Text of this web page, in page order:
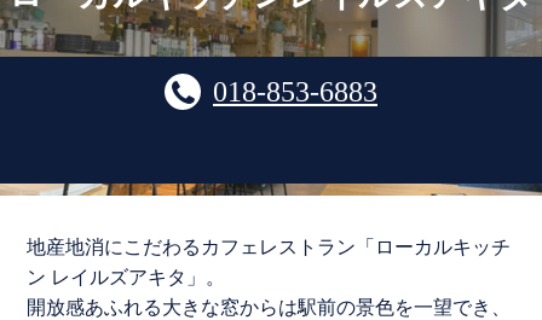
018-853-6883
地産地消にこだわるカフェレストラン「ローカルキッチ
ン レイルズアキタ」。
開放感あふれる大きな窓からは駅前の景色を一望でき、